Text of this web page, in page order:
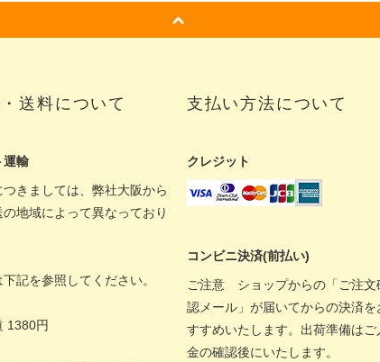
送料について
運輸
つきましては、弊社大阪から
の地域によって異なっており
記を参照してください。
1380円
支払い方法について
クレジット
コンビニ決済(前払い)
ご注意 ショップからの「ご注文
認メール」が届いてからの決済を
すすめいたします。出荷準備はご
金の確認後にいたします。